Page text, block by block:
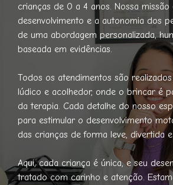
crianças de 0 a 4 anos. Nossa
desenvolvimento e a autonomia dos
de uma abordagem personalizada,
baseada em evidências.
Todos os atendimentos são
lúdico e acolhedor, onde o brincar é
da terapia. Cada detalhe do nosso
para estimular o desenvolvimento
das crianças de forma leve, divertida
Aqui, cada criança é única, e seu
tratado com carinho e atenção.